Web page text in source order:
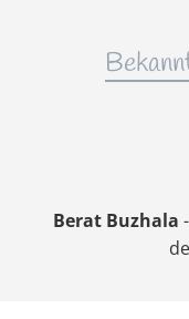
Berat Buzhala